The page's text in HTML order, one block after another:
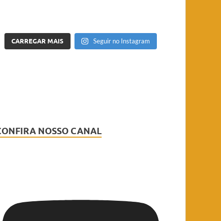
CARREGAR MAIS Seguir no Instagram
NOSSO CANAL